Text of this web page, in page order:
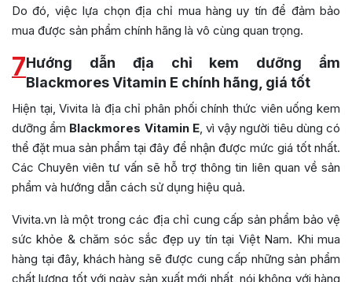
Do đó, việc lựa chọn địa chỉ mua hàng uy tín để đảm bảo
mua được sản phẩm chính hãng là vô cùng quan trọng.
7Hướng dẫn địa chỉ kem dưỡng ẩm
Blackmores Vitamin E chính hãng, giá tốt
Hiện tại, Vivita là địa chỉ phân phối chính thức viên uống kem
dưỡng ẩm Blackmores Vitamin E, vì vậy người tiêu dùng có
thể đặt mua sản phẩm tại đây để nhận được mức giá tốt nhất.
Các Chuyên viên tư vấn sẽ hỗ trợ thông tin liên quan về sản
phẩm và hướng dẫn cách sử dụng hiệu quả.
Vivita.vn là một trong các địa chỉ cung cấp sản phẩm bảo vệ
sức khỏe & chăm sóc sắc đẹp uy tín tại Việt Nam. Khi mua
hàng tại đây, khách hàng sẽ được cung cấp những sản phẩm
chất lượng tốt với ngày sản xuất mới nhất, nói không với hàng